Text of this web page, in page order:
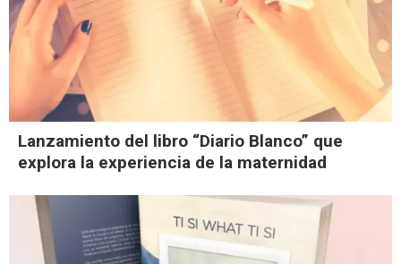
Lanzamiento del libro “Diario Blanco” que
explora la experiencia de la maternidad